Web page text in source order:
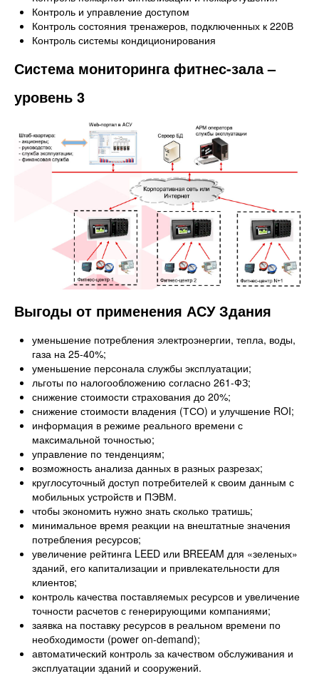
Контроль и управление доступом
Контроль состояния тренажеров, подключенных к 220В
Контроль системы кондиционирования
Система мониторинга фитнес-зала –
уровень 3
Выгоды от применения АСУ Здания
уменьшение потребления электроэнергии, тепла, воды,
газа на 25-40%;
уменьшение персонала службы эксплуатации;
льготы по налогообложению согласно 261-ФЗ;
снижение стоимости страхования до 20%;
снижение стоимости владения (ТСО) и улучшение ROI;
информация в режиме реального времени с
максимальной точностью;
управление по тенденциям;
возможность анализа данных в разных разрезах;
круглосуточный доступ потребителей к своим данным с
мобильных устройств и ПЭВМ.
чтобы экономить нужно знать сколько тратишь;
минимальное время реакции на внештатные значения
потребления ресурсов;
увеличение рейтинга LEED или BREEAM для «зеленых»
зданий, его капитализации и привлекательности для
клиентов;
контроль качества поставляемых ресурсов и увеличение
точности расчетов с генерирующими компаниями;
заявка на поставку ресурсов в реальном времени по
необходимости (power on-demand);
автоматический контроль за качеством обслуживания и
эксплуатации зданий и сооружений.